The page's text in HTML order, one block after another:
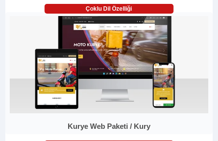
Çoklu Dil Özelliği
Kurye Web Paketi / Kury